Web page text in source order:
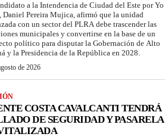
a la Intendencia de Ciudad del Este por Yo
Daniel Pereira Mujica, afirmó que la unidad
con un sector del PLRA debe trascender las
municipales y convertirse en la base de un
político para disputar la Gobernación de Alto
y la Presidencia de la República en 2028.
de 2026
COSTA CAVALCANTI TENDRÁ
DE SEGURIDAD Y PASARELA